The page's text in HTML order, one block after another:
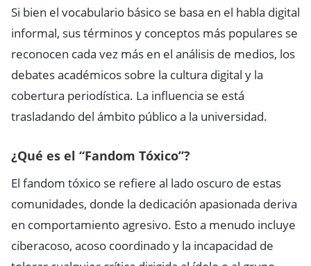
Si bien el vocabulario básico se basa en el habla digital
informal, sus términos y conceptos más populares se
reconocen cada vez más en el análisis de medios, los
debates académicos sobre la cultura digital y la
cobertura periodística. La influencia se está
trasladando del ámbito público a la universidad.
¿Qué es el “Fandom Tóxico”?
El fandom tóxico se refiere al lado oscuro de estas
comunidades, donde la dedicación apasionada deriva
en comportamiento agresivo. Esto a menudo incluye
ciberacoso, acoso coordinado y la incapacidad de